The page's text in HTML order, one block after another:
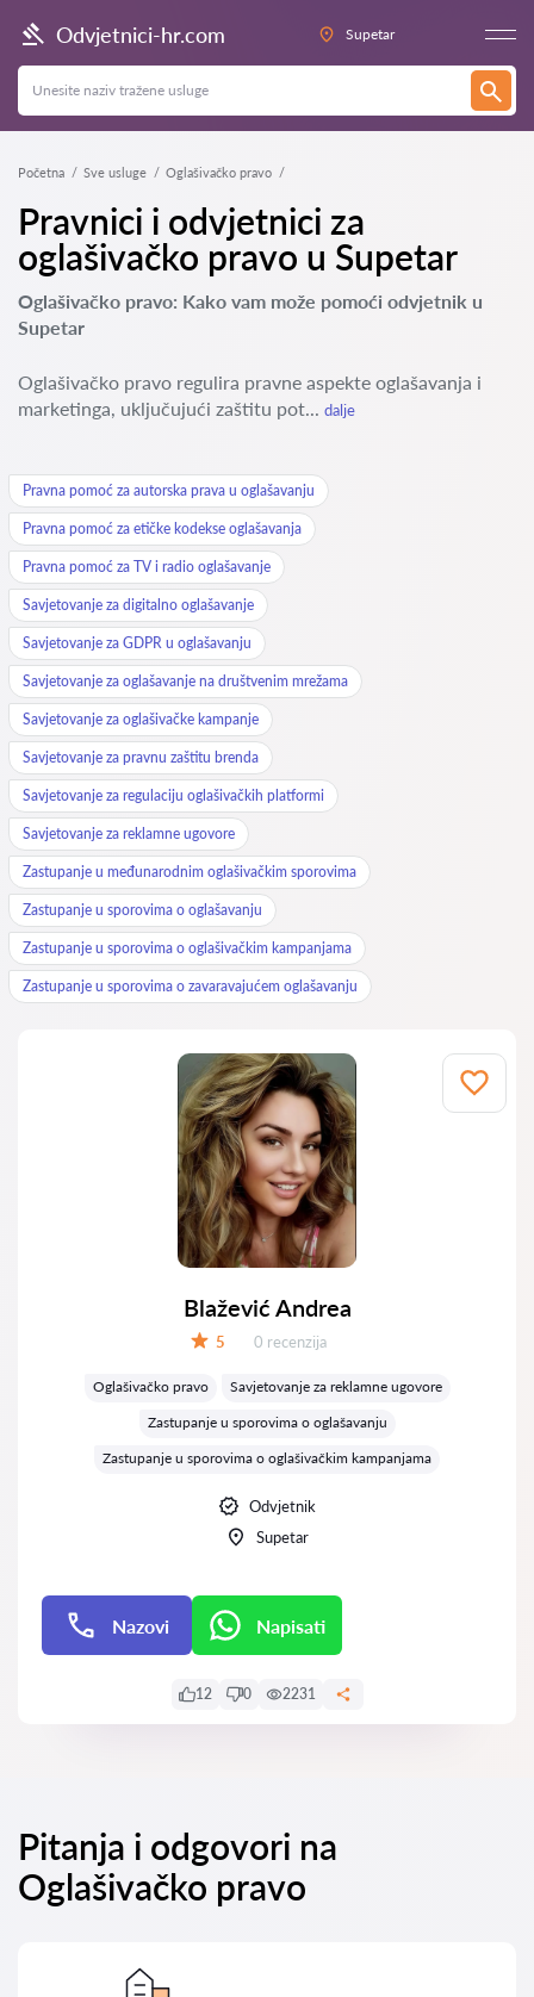
Odvjetnici-hr.com Supetar
Početna Sve usluge Oglašivačko pravo
Pravnici i odvjetnici za
oglašivačko pravo u Supetar
Oglašivačko pravo: Kako vam može pomoći odvjetnik u
Supetar
Oglašivačko pravo regulira pravne aspekte oglašavanja i
marketinga, uključujući zaštitu pot... dalje
Pravna pomoć za autorska prava u oglašavanju
Pravna pomoć za etičke kodekse oglašavanja
Pravna pomoć za TV i radio oglašavanje
Savjetovanje za digitalno oglašavanje
Savjetovanje za GDPR u oglašavanju
Savjetovanje za oglašavanje na društvenim mrežama
Savjetovanje za oglašivačke kampanje
Savjetovanje za pravnu zaštitu brenda
Savjetovanje za regulaciju oglašivačkih platformi
Savjetovanje za reklamne ugovore
Zastupanje u međunarodnim oglašivačkim sporovima
Zastupanje u sporovima o oglašavanju
Zastupanje u sporovima o oglašivačkim kampanjama
Zastupanje u sporovima o zavaravajućem oglašavanju
Blažević Andrea
5 Recenzija:
0 recenzija
Oglašivačko pravo
Savjetovanje za reklamne ugovore
Zastupanje u sporovima o oglašavanju
Zastupanje u sporovima o oglašivačkim kampanjama
Odvjetnik
Supetar
Nazovi Napisati
12 0 2231
Pitanja i odgovori na
Oglašivačko pravo